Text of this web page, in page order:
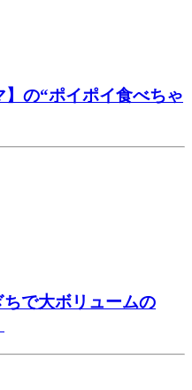
の“ポイポイ食べちゃ
ちで大ボリュームの